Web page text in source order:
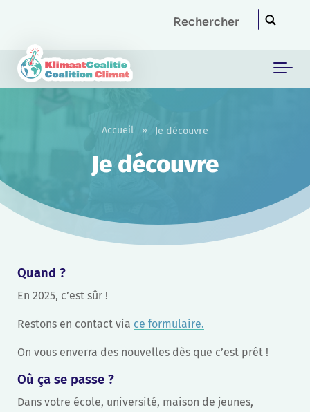
Je découvre
Accueil » Je découvre
Quand ?
En 2025, c’est sûr !
Restons en contact via ce formulaire.
On vous enverra des nouvelles dès que c’est prêt !
Où ça se passe ?
Dans votre école, université, maison de jeunes,